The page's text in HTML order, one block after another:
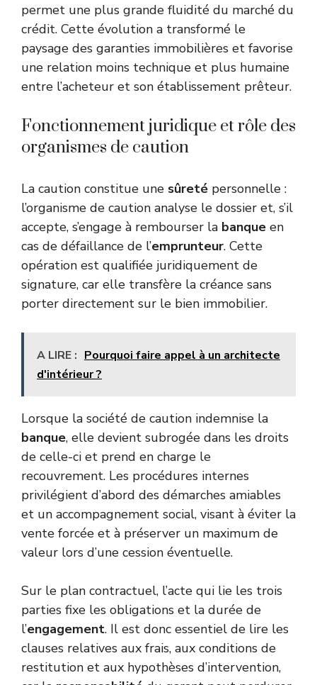
permet une plus grande fluidité du marché du
crédit. Cette évolution a transformé le
paysage des garanties immobilières et favorise
une relation moins technique et plus humaine
entre l’acheteur et son établissement prêteur.
Fonctionnement juridique et rôle des
organismes de caution
La caution constitue une sûreté personnelle :
l’organisme de caution analyse le dossier et, s’il
accepte, s’engage à rembourser la banque en
cas de défaillance de l’emprunteur. Cette
opération est qualifiée juridiquement de
signature, car elle transfère la créance sans
porter directement sur le bien immobilier.
A LIRE : Pourquoi faire appel à un architecte
d'intérieur ?
Lorsque la société de caution indemnise la
banque, elle devient subrogée dans les droits
de celle-ci et prend en charge le
recouvrement. Les procédures internes
privilégient d’abord des démarches amiables
et un accompagnement social, visant à éviter la
vente forcée et à préserver un maximum de
valeur lors d’une cession éventuelle.
Sur le plan contractuel, l’acte qui lie les trois
parties fixe les obligations et la durée de
l’engagement. Il est donc essentiel de lire les
clauses relatives aux frais, aux conditions de
restitution et aux hypothèses d’intervention,